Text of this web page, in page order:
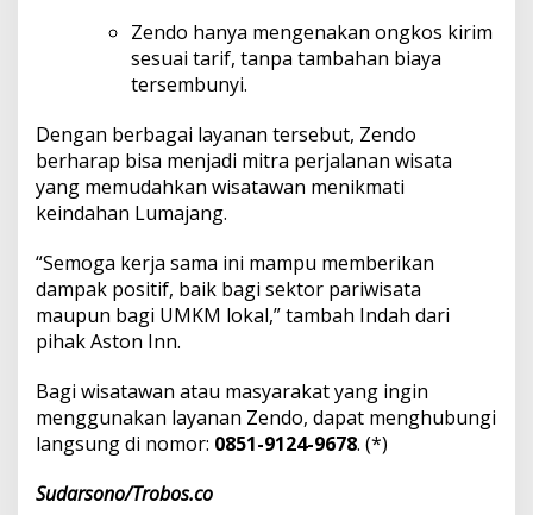
Zendo hanya mengenakan ongkos kirim
sesuai tarif, tanpa tambahan biaya
tersembunyi.
Dengan berbagai layanan tersebut, Zendo
berharap bisa menjadi mitra perjalanan wisata
yang memudahkan wisatawan menikmati
keindahan Lumajang.
“Semoga kerja sama ini mampu memberikan
dampak positif, baik bagi sektor pariwisata
maupun bagi UMKM lokal,” tambah Indah dari
pihak Aston Inn.
Bagi wisatawan atau masyarakat yang ingin
menggunakan layanan Zendo, dapat menghubungi
langsung di nomor: 0851-9124-9678. (*)
Sudarsono/Trobos.co